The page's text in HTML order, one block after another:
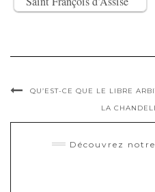
QU’EST-CE QUE LE LIBRE
LA
Découvrez